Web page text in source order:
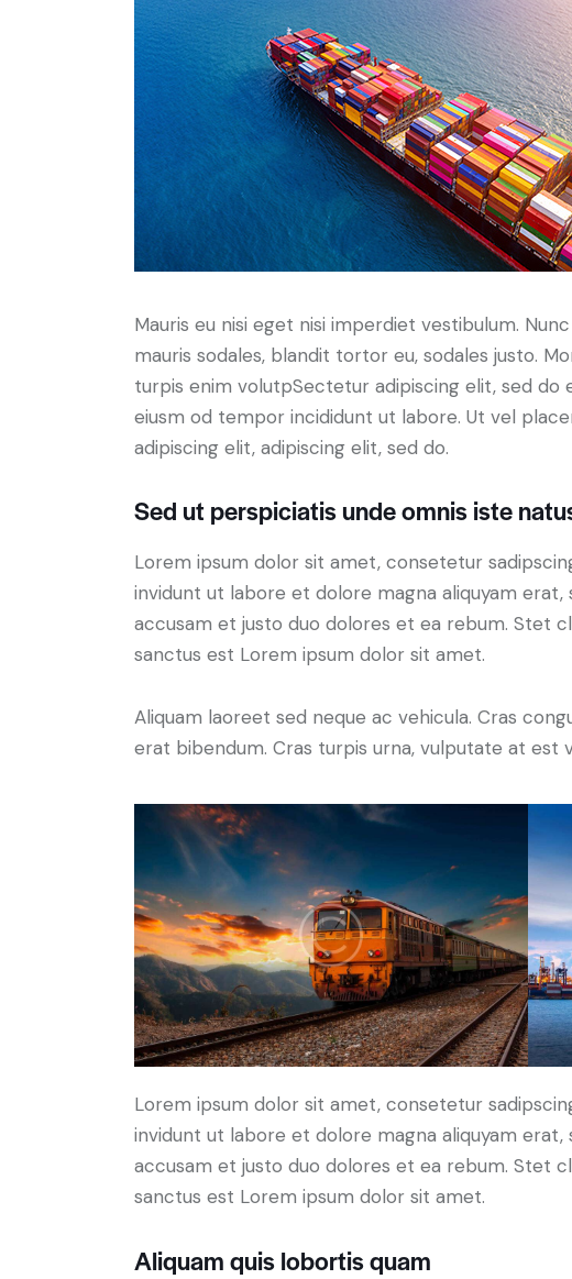
Mauris eu nisi eget nisi imperdiet vestibulum.
mauris sodales, blandit tortor eu, sodales justo.
turpis enim volutpSectetur adipiscing elit, sed do
eiusm od tempor incididunt ut labore. Ut vel
adipiscing elit, adipiscing elit, sed do.
Sed ut perspiciatis unde omnis iste
Lorem ipsum dolor sit amet, consetetur
invidunt ut labore et dolore magna aliquyam
accusam et justo duo dolores et ea rebum. Stet
sanctus est Lorem ipsum dolor sit amet.
Aliquam laoreet sed neque ac vehicula. Cras
erat bibendum. Cras turpis urna, vulputate at est
Lorem ipsum dolor sit amet, consetetur
invidunt ut labore et dolore magna aliquyam
accusam et justo duo dolores et ea rebum. Stet
sanctus est Lorem ipsum dolor sit amet.
Aliquam quis lobortis quam